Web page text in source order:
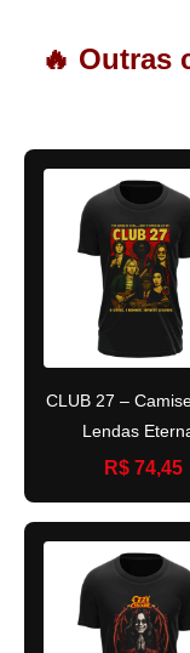
🔥 Outras
CLUB 27 –
Lendas
R$ 74,45